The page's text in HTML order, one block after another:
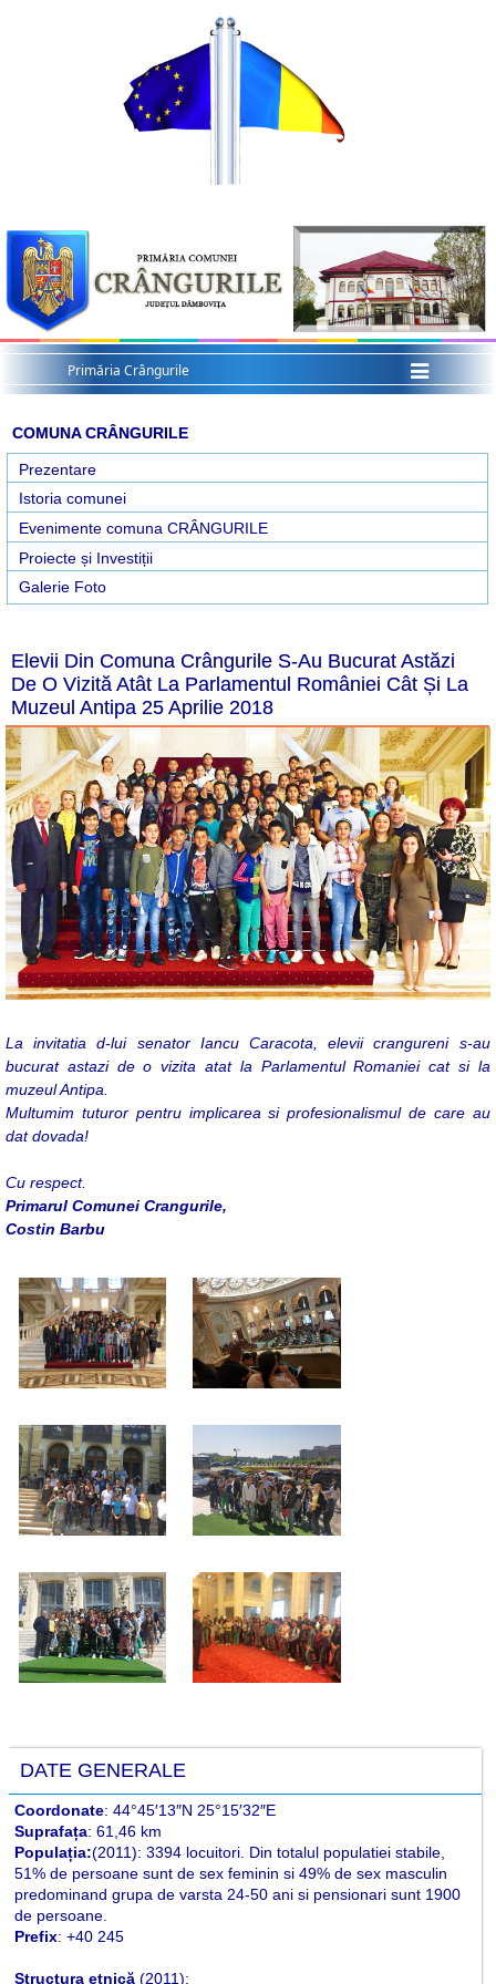
Primăria Crângurile
COMUNA CRÂNGURILE
Prezentare
Istoria comunei
Evenimente comuna CRÂNGURILE
Proiecte și Investiții
Galerie Foto
Elevii Din Comuna Crângurile S-Au Bucurat Astăzi
De O Vizită Atât La Parlamentul României Cât Și La
Muzeul Antipa 25 Aprilie 2018
La invitatia d-lui senator Iancu Caracota, elevii crangureni s-au
bucurat astazi de o vizita atat la Parlamentul Romaniei cat si la
muzeul Antipa.
Multumim tuturor pentru implicarea si profesionalismul de care au
dat dovada!
Cu respect.
Primarul Comunei Crangurile,
Costin Barbu
DATE GENERALE
Coordonate: 44°45′13″N 25°15′32″E
Suprafața: 61,46 km
Populația:(2011): 3394 locuitori. Din totalul populatiei stabile,
51% de persoane sunt de sex feminin si 49% de sex masculin
predominand grupa de varsta 24-50 ani si pensionari sunt 1900
de persoane.
Prefix: +40 245
Structura etnică(2011):